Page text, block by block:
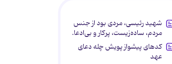
شهید رئیسی، مردی بود از جنس
مردم، ساده‌زیست، پرکار و بی‌ادعا.
کدهای پیشواز پویش چله دعای
عهد